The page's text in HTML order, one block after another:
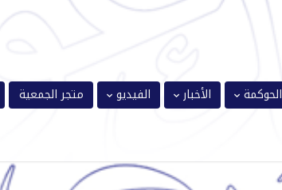
الحوكمة الأخبار الفيديو متجر الجمعية